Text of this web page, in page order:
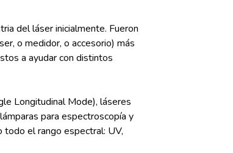
del láser inicialmente. Fueron
o medidor, o accesorio) más
a ayudar con distintos
Longitudinal Mode), láseres
para espectroscopía y
todo el rango espectral: UV,